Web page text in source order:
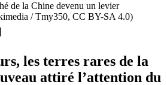
de la Chine devenu un levier
/ Tmy350, CC BY-SA 4.0)
les terres rares de la
attiré l’attention du